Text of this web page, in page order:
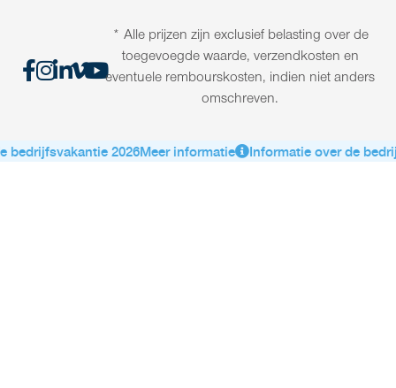
* Alle prijzen zijn exclusief belasting over de
toegevoegde waarde, verzendkosten en
eventuele rembourskosten, indien niet anders
omschreven.
2026Meer informatie Informatie over de